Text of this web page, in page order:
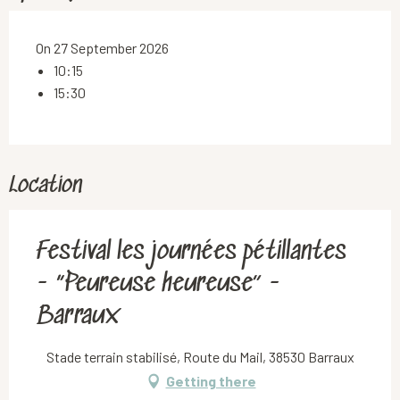
On 27 September 2026
10:15
15:30
Location
Festival les journées pétillantes
- “Peureuse heureuse” -
Barraux
Stade terrain stabilisé, Route du Mail, 38530 Barraux
Getting there